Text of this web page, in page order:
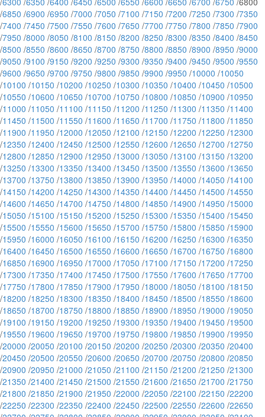
/6850 /6900 /6950 /7000 /7050 /7100 /7150 /7200 /7250 /7300 /7350
/7400 /7450 /7500 /7550 /7600 /7650 /7700 /7750 /7800 /7850 /7900
/7950 /8000 /8050 /8100 /8150 /8200 /8250 /8300 /8350 /8400 /8450
/8500 /8550 /8600 /8650 /8700 /8750 /8800 /8850 /8900 /8950 /9000
/9050 /9100 /9150 /9200 /9250 /9300 /9350 /9400 /9450 /9500 /9550
/9600 /9650 /9700 /9750 /9800 /9850 /9900 /9950 /10000 /10050
/10100 /10150 /10200 /10250 /10300 /10350 /10400 /10450 /10500
/10550 /10600 /10650 /10700 /10750 /10800 /10850 /10900 /10950
/11000 /11050 /11100 /11150 /11200 /11250 /11300 /11350 /11400
/11450 /11500 /11550 /11600 /11650 /11700 /11750 /11800 /11850
/11900 /11950 /12000 /12050 /12100 /12150 /12200 /12250 /12300
/12350 /12400 /12450 /12500 /12550 /12600 /12650 /12700 /12750
/12800 /12850 /12900 /12950 /13000 /13050 /13100 /13150 /13200
/13250 /13300 /13350 /13400 /13450 /13500 /13550 /13600 /13650
/13700 /13750 /13800 /13850 /13900 /13950 /14000 /14050 /14100
/14150 /14200 /14250 /14300 /14350 /14400 /14450 /14500 /14550
/14600 /14650 /14700 /14750 /14800 /14850 /14900 /14950 /15000
/15050 /15100 /15150 /15200 /15250 /15300 /15350 /15400 /15450
/15500 /15550 /15600 /15650 /15700 /15750 /15800 /15850 /15900
/15950 /16000 /16050 /16100 /16150 /16200 /16250 /16300 /16350
/16400 /16450 /16500 /16550 /16600 /16650 /16700 /16750 /16800
/16850 /16900 /16950 /17000 /17050 /17100 /17150 /17200 /17250
/17300 /17350 /17400 /17450 /17500 /17550 /17600 /17650 /17700
/17750 /17800 /17850 /17900 /17950 /18000 /18050 /18100 /18150
/18200 /18250 /18300 /18350 /18400 /18450 /18500 /18550 /18600
/18650 /18700 /18750 /18800 /18850 /18900 /18950 /19000 /19050
/19100 /19150 /19200 /19250 /19300 /19350 /19400 /19450 /19500
/19550 /19600 /19650 /19700 /19750 /19800 /19850 /19900 /19950
/20000 /20050 /20100 /20150 /20200 /20250 /20300 /20350 /20400
/20450 /20500 /20550 /20600 /20650 /20700 /20750 /20800 /20850
/20900 /20950 /21000 /21050 /21100 /21150 /21200 /21250 /21300
/21350 /21400 /21450 /21500 /21550 /21600 /21650 /21700 /21750
/21800 /21850 /21900 /21950 /22000 /22050 /22100 /22150 /22200
/22250 /22300 /22350 /22400 /22450 /22500 /22550 /22600 /22650